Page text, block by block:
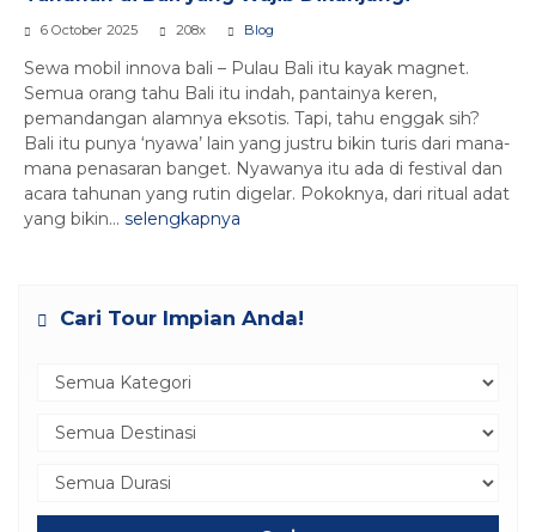
6 October 2025 208x Blog
Sewa mobil innova bali – Pulau Bali itu kayak magnet.
Semua orang tahu Bali itu indah, pantainya keren,
pemandangan alamnya eksotis. Tapi, tahu enggak sih?
Bali itu punya ‘nyawa’ lain yang justru bikin turis dari mana-
mana penasaran banget. Nyawanya itu ada di festival dan
acara tahunan yang rutin digelar. Pokoknya, dari ritual adat
yang bikin... selengkapnya
Cari Tour Impian Anda!